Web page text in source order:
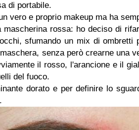
di portabile.
vero e proprio makeup ma ha
mascherina rossa: ho deciso di
sfumando un mix di ombretti
senza però crearne una
il rosso, l'arancione e il
del fuoco.
dorato e per definire lo